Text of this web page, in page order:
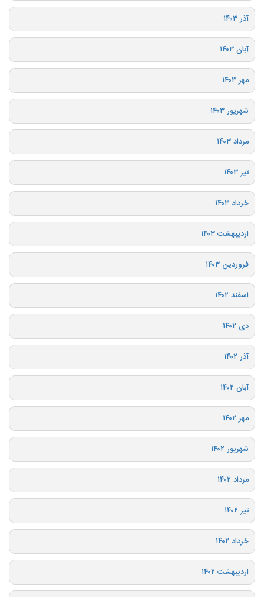
آذر ۱۴۰۳
آبان ۱۴۰۳
مهر ۱۴۰۳
شهریور ۱۴۰۳
مرداد ۱۴۰۳
تیر ۱۴۰۳
خرداد ۱۴۰۳
اردیبهشت ۱۴۰۳
فروردین ۱۴۰۳
اسفند ۱۴۰۲
دی ۱۴۰۲
آذر ۱۴۰۲
آبان ۱۴۰۲
مهر ۱۴۰۲
شهریور ۱۴۰۲
مرداد ۱۴۰۲
تیر ۱۴۰۲
خرداد ۱۴۰۲
اردیبهشت ۱۴۰۲